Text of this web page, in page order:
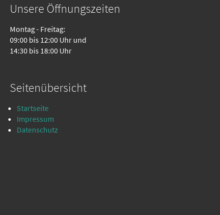
Unsere Öffnungszeiten
Montag - Freitag:
09:00 bis 12:00 Uhr und
14:30 bis 18:00 Uhr
Seitenübersicht
Startseite
Impressum
Datenschutz